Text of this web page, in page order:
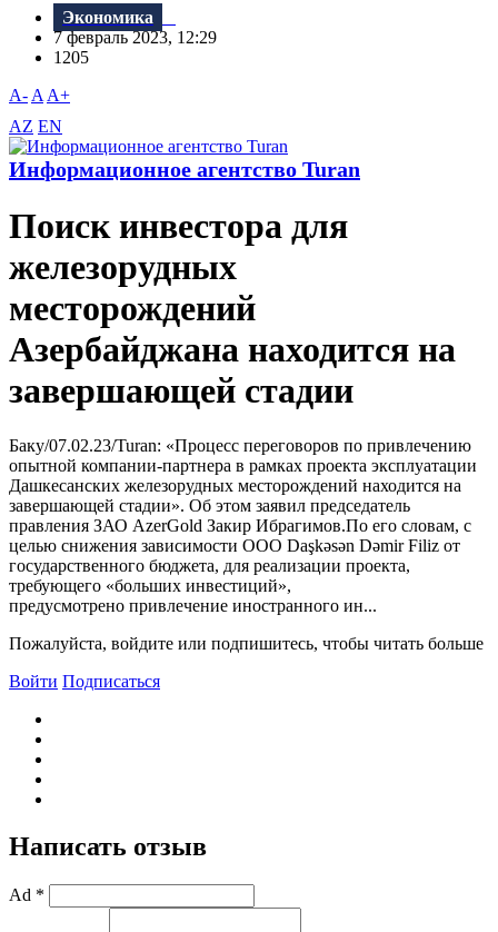
Экономика
7 февраль 2023, 12:29
1205
A- A A+
AZ EN
Информационное агентство Turan
Поиск инвестора для
железорудных
месторождений
Азербайджана находится на
завершающей стадии
Баку/07.02.23/Turan: «Процесс переговоров по привлечению
опытной компании-партнера в рамках проекта эксплуатации
Дашкесанских железорудных месторождений находится на
завершающей стадии». Об этом заявил председатель
правления ЗАО AzerGold Закир Ибрагимов.По его словам, с
целью снижения зависимости ООО Daşkəsən Dəmir Filiz от
государственного бюджета, для реализации проекта,
требующего «больших инвестиций»,
предусмотрено привлечение иностранного ин...
Пожалуйста, войдите или подпишитесь, чтобы читать больше
Войти Подписаться
Написать отзыв
Ad *